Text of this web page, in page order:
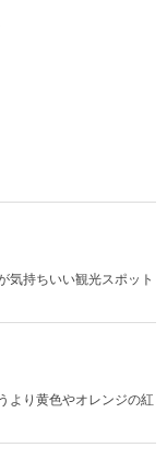
気持ちいい観光スポット
より黄色やオレンジの紅